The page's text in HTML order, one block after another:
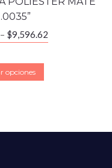
– $9,596.62
opciones